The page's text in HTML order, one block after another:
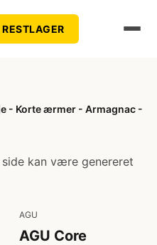
RESTLAGER
- Korte ærmer - Armagnac -
kan være genereret
AGU
AGU Core